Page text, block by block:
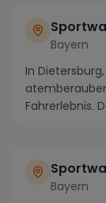
Bayern
In
Fahrerlebnis.
Bayern